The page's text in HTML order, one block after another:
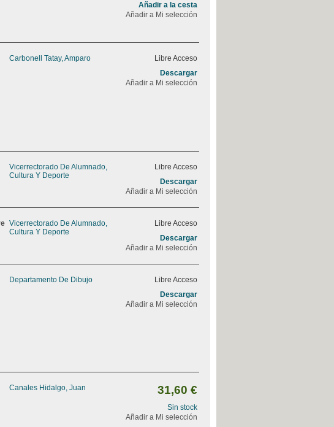
Añadir a la cesta
Añadir a Mi selección
Carbonell Tatay, Amparo
Libre Acceso
Descargar
Añadir a Mi selección
Vicerrectorado De Alumnado,
Cultura Y Deporte
Libre Acceso
Descargar
Añadir a Mi selección
Vicerrectorado De Alumnado,
Cultura Y Deporte
Libre Acceso
Descargar
Añadir a Mi selección
Departamento De Dibujo
Libre Acceso
Descargar
Añadir a Mi selección
Canales Hidalgo, Juan 31,60 €
Sin stock
Añadir a Mi selección